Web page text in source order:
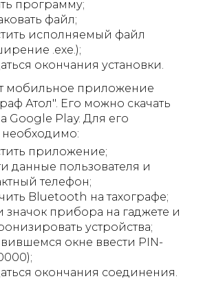
программу;
файл;
исполняемый файл
.ехе.);
окончания установки.
мобильное приложение
Атол". Его можно скачать
Google Play. Для его
необходимо:
приложение;
данные пользователя и
телефон;
Bluetooth на тахографе;
значок прибора на гаджете и
устройства;
окне ввести PIN-
окончания соединения.